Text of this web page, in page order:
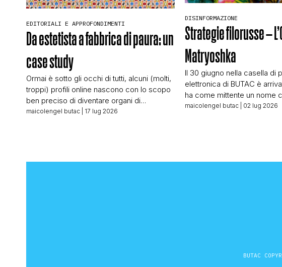
EDITORIALI E APPROFONDIMENTI
Da estetista a fabbrica di paura: un
case study
Ormai è sotto gli occhi di tutti, alcuni (molti,
troppi) profili online nascono con lo scopo
ben preciso di diventare organi di
propaganda e disinformazione. Molti sono
maicolengel butac | 17 lug 2026
DISINFORMAZIONE
Strategie filorusse –
Matryoshka
Il 30 giugno nella casella di
elettronica di BUTAC è
ha come mittente un nome
conoscevo: Lars Wienand,
nostro, quindi vedere […]
maicolengel butac | 02 lug 2026
BUTAC